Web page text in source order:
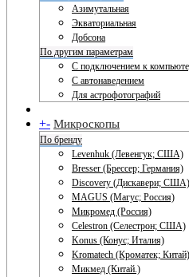
Азимутальная
Экваториальная
Добсона
По другим параметрам
С подключением к
С автонаведением
Для астрофотографий
+- Микроскопы
По бренду
Levenhuk (Левенгук; США)
Bresser (Брессер; Германия)
Discovery (Дискавери; США)
MAGUS (Магус; Россия)
Микромед (Россия)
Celestron (Селестрон; США)
Konus (Конус; Италия)
Kromatech (Кроматек; Китай)
Микмед (Китай.)